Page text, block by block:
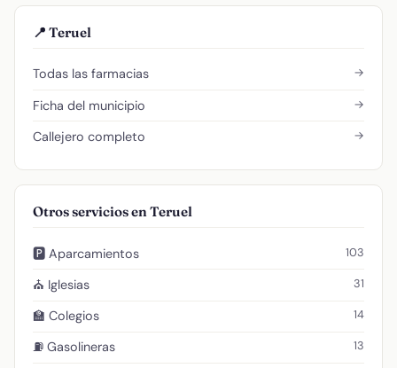
📍 Teruel
Todas las farmacias →
Ficha del municipio →
Callejero completo →
Otros servicios en Teruel
🅿️ Aparcamientos 103
⛪ Iglesias 31
🏫 Colegios 14
⛽ Gasolineras 13